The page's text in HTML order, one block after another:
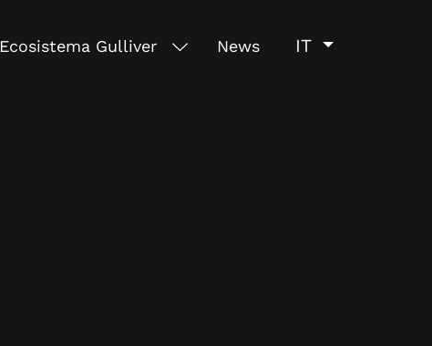
Ecosistema Gulliver News IT